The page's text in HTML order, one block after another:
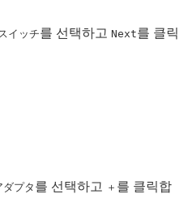
イッチ를 선택하고 Next를 클릭
プタ 를 선택하고 ＋ 를 클릭합